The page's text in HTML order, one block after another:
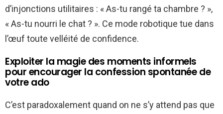
d’injonctions utilitaires : « As-tu rangé ta chambre ? »,
« As-tu nourri le chat ? ». Ce mode robotique tue dans
l’œuf toute velléité de confidence.
Exploiter la magie des moments informels
pour encourager la confession spontanée de
votre ado
C’est paradoxalement quand on ne s’y attend pas que